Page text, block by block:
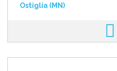
Ostiglia (MN)